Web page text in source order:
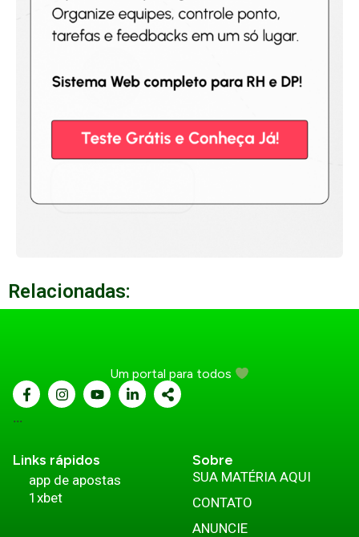
Relacionadas:
Um portal para todos
...
Links rápidos
app de apostas
1xbet
Sobre
SUA MATÉRIA AQUI
CONTATO
ANUNCIE